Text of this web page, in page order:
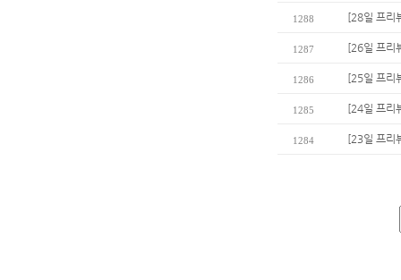
1288 [28일 프리
1287 [26일 프리
1286 [25일 프리
1285 [24일 프리
1284 [23일 프리